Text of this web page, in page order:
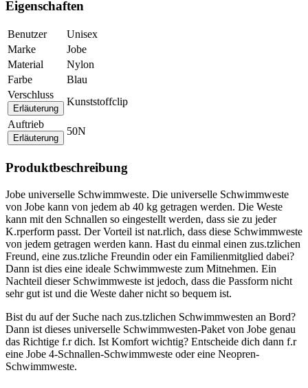
Eigenschaften
Benutzer
Unisex
Marke
Jobe
Material
Nylon
Farbe
Blau
Verschluss
Erläuterung
Kunststoffclip
Auftrieb
Erläuterung
50N
Produktbeschreibung
Jobe universelle Schwimmweste. Die universelle Schwimmweste
von Jobe kann von jedem ab 40 kg getragen werden. Die Weste
kann mit den Schnallen so eingestellt werden, dass sie zu jeder
K.rperform passt. Der Vorteil ist nat.rlich, dass diese Schwimmweste
von jedem getragen werden kann. Hast du einmal einen zus.tzlichen
Freund, eine zus.tzliche Freundin oder ein Familienmitglied dabei?
Dann ist dies eine ideale Schwimmweste zum Mitnehmen. Ein
Nachteil dieser Schwimmweste ist jedoch, dass die Passform nicht
sehr gut ist und die Weste daher nicht so bequem ist.
Bist du auf der Suche nach zus.tzlichen Schwimmwesten an Bord?
Dann ist dieses universelle Schwimmwesten-Paket von Jobe genau
das Richtige f.r dich. Ist Komfort wichtig? Entscheide dich dann f.r
eine Jobe 4-Schnallen-Schwimmweste oder eine Neopren-
Schwimmweste.